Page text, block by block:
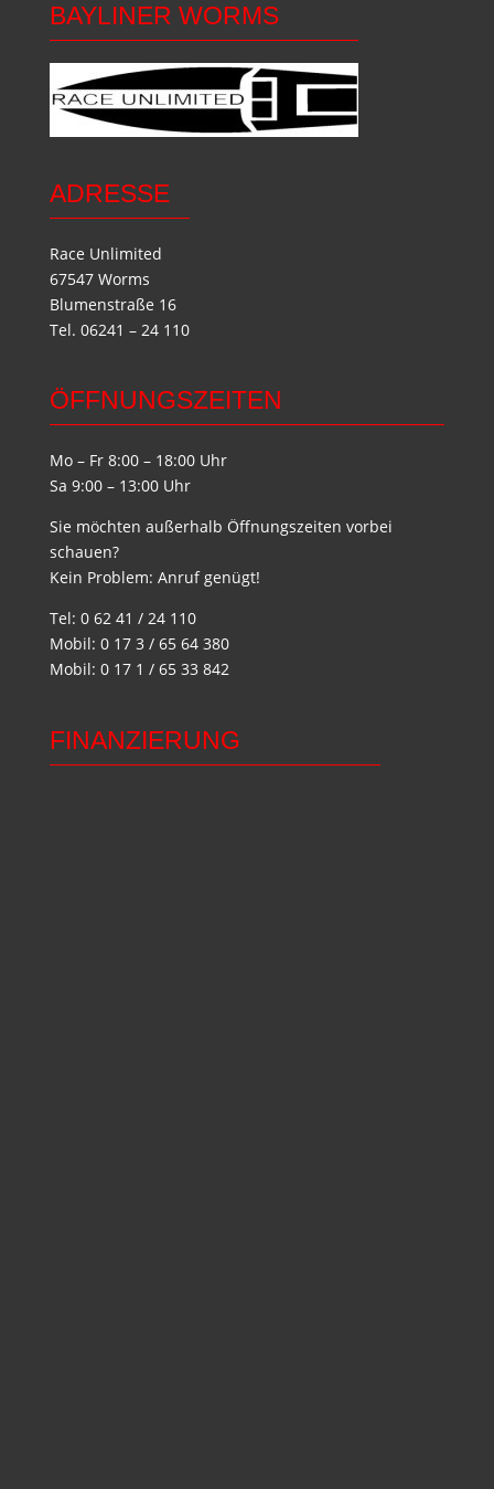
BAYLINER WORMS
ADRESSE
Race Unlimited
67547 Worms
Blumenstraße 16
Tel. 06241 – 24 110
ÖFFNUNGSZEITEN
Mo – Fr 8:00 – 18:00 Uhr
Sa 9:00 – 13:00 Uhr
Sie möchten außerhalb Öffnungszeiten vorbei
schauen?
Kein Problem: Anruf genügt!
Tel: 0 62 41 / 24 110
Mobil: 0 17 3 / 65 64 380
Mobil: 0 17 1 / 65 33 842
FINANZIERUNG